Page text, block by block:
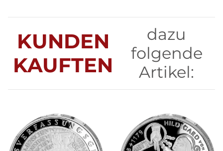
KUNDEN
KAUFTEN
dazu
folgende
Artikel: